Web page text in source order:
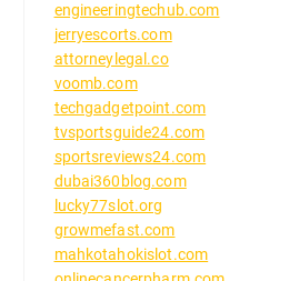
engineeringtechub.com
jerryescorts.com
attorneylegal.co
voomb.com
techgadgetpoint.com
tvsportsguide24.com
sportsreviews24.com
dubai360blog.com
lucky77slot.org
growmefast.com
mahkotahokislot.com